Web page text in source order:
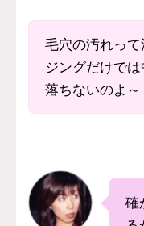
毛穴の汚れっ
ジングだけで
落ちないのよ～
確